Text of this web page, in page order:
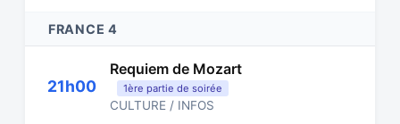
FRANCE 4
21h00
Requiem de Mozart
1ère partie de soirée
CULTURE / INFOS